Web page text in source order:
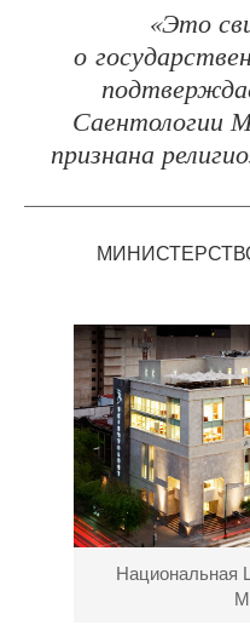
«Это
о
Саентологии
признана
Национальная